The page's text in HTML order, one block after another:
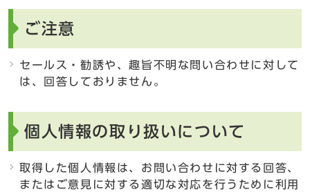
ご注意
セールス・勧誘や、趣旨不明な問い合わせに対して
は、回答しておりません。
個人情報の取り扱いについて
取得した個人情報は、お問い合わせに対する回答、
またはご意見に対する適切な対応を行うために利用